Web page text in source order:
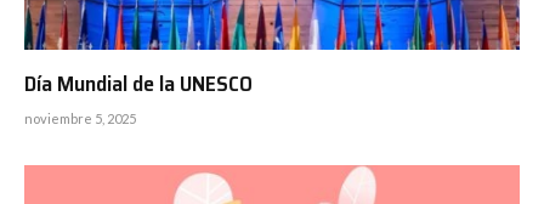
Día Mundial de la UNESCO
noviembre 5, 2025